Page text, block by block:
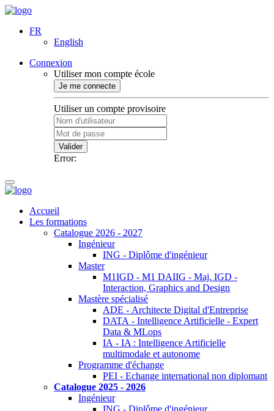
FR
English
Connexion
Utiliser mon compte école
Je me connecte
Utiliser un compte provisoire
Valider
Error:
Accueil
Les formations
Catalogue 2026 - 2027
Ingénieur
ING - Diplôme d'ingénieur
Master
M1IGD - M1 DAIIG - Maj. IGD -
Interaction, Graphics and Design
Mastère spécialisé
ADE - Architecte Digital d'Entreprise
DATA - Intelligence Artificielle - Expert
Data & MLops
IA - IA : Intelligence Artificielle
multimodale et autonome
Programme d'échange
PEI - Echange international non diplomant
Catalogue 2025 - 2026
Ingénieur
ING - Diplôme d'ingénieur